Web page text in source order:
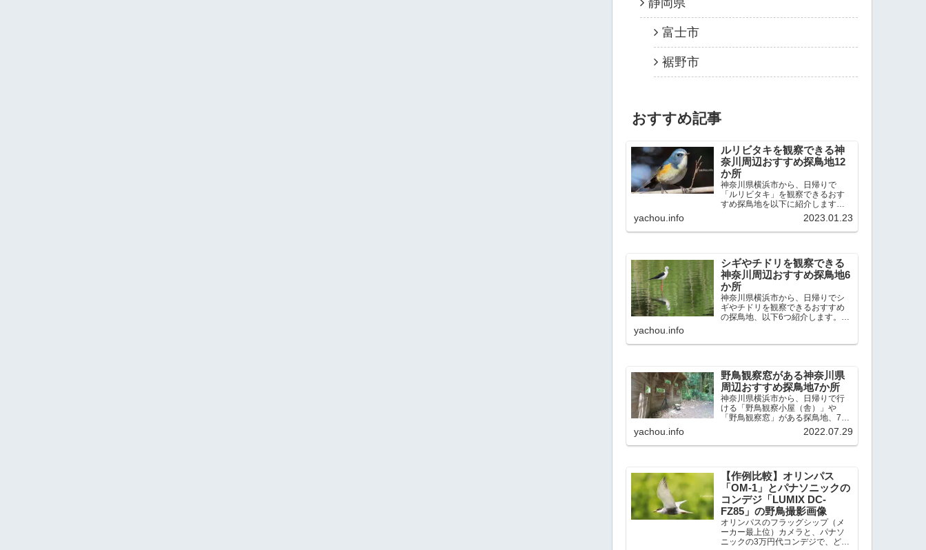
静岡県
富士市
裾野市
おすすめ記事
ルリビタキを観察できる神
奈川周辺おすすめ探鳥地12
か所
神奈川県横浜市から、日帰りで
「ルリビタキ」を観察できるおす
すめ探鳥地を以下に紹介します。
これまで80か所近くの探鳥地を訪
れ、手応えを感じた場所です。以
下、★ が多いほど観察しやすく、
yachou.info 2023.01.23
シギやチドリを観察できる
神奈川周辺おすすめ探鳥地6
か所
神奈川県横浜市から、日帰りでシ
ギやチドリを観察できるおすすめ
の探鳥地、以下6つ紹介します。こ
感じた探鳥地です。ふなばし三番
yachou.info
野鳥観察窓がある神奈川県
周辺おすすめ探鳥地7か所
神奈川県横浜市から、日帰りで行
ける「野鳥観察小屋（舎）」や
「野鳥観察窓」がある探鳥地、7か
所を紹介します。どこもオススメ
の探鳥地です。実際に訪れてみる
と、野山にいる野鳥、海や湖にい
yachou.info 2022.07.29
【作例比較】オリンパス
「OM-1」とパナソニックの
コンデジ「LUMIX DC-
FZ85」の野鳥撮影画像
オリンパスのフラッグシップ（メ
ーカー最上位）カメラと、パナソ
ニックの3万円代コンデジで、どの